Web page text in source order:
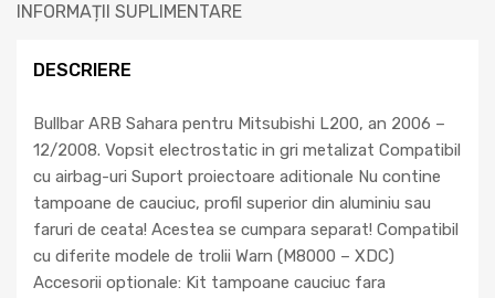
INFORMAȚII SUPLIMENTARE
DESCRIERE
Bullbar ARB Sahara pentru Mitsubishi L200, an 2006 –
12/2008. Vopsit electrostatic in gri metalizat Compatibil
cu airbag-uri Suport proiectoare aditionale Nu contine
tampoane de cauciuc, profil superior din aluminiu sau
faruri de ceata! Acestea se cumpara separat! Compatibil
cu diferite modele de trolii Warn (M8000 – XDC)
Accesorii optionale: Kit tampoane cauciuc fara